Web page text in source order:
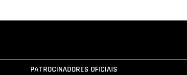
PATROCINADORES OFICIAIS